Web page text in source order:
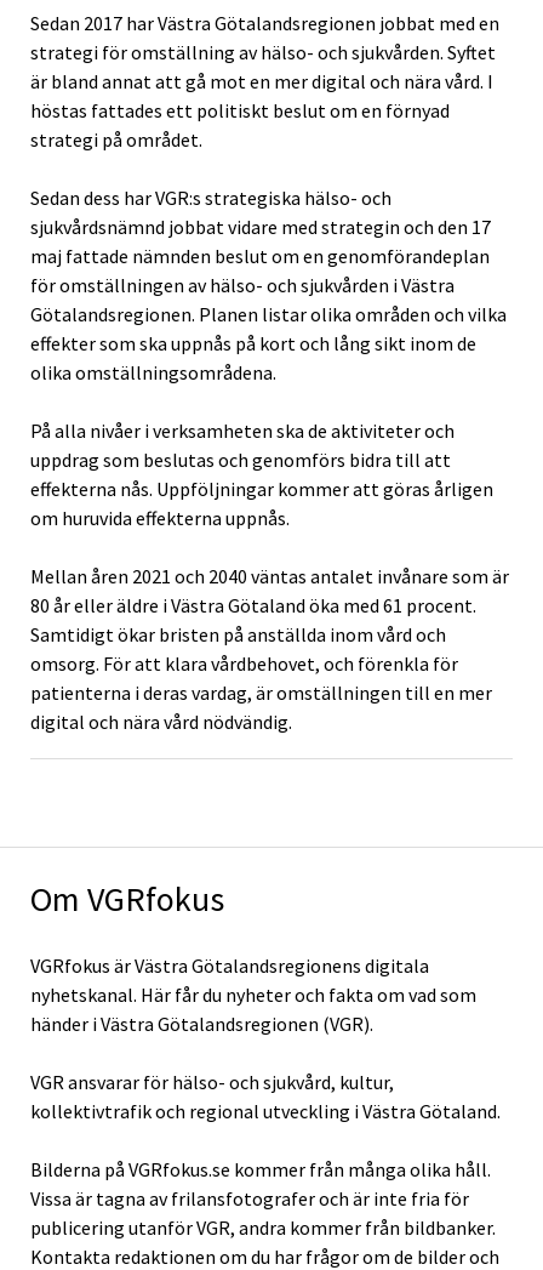
Om VGRfokus
VGRfokus är Västra Götalandsregionens digitala
nyhetskanal. Här får du nyheter och fakta om vad som
händer i Västra Götalandsregionen (VGR).
VGR ansvarar för hälso- och sjukvård, kultur,
kollektivtrafik och regional utveckling i Västra Götaland.
Bilderna på VGRfokus.se kommer från många olika håll.
Vissa är tagna av frilansfotografer och är inte fria för
publicering utanför VGR, andra kommer från bildbanker.
Kontakta redaktionen om du har frågor om de bilder och
Sedan 2017 har Västra Götalandsregionen jobbat med en
strategi för omställning av hälso- och sjukvården. Syftet
är bland annat att gå mot en mer digital och nära vård. I
höstas fattades ett politiskt beslut om en förnyad
strategi på området.
Sedan dess har VGR:s strategiska hälso- och
sjukvårdsnämnd jobbat vidare med strategin och den 17
maj fattade nämnden beslut om en genomförandeplan
för omställningen av hälso- och sjukvården i Västra
Götalandsregionen. Planen listar olika områden och vilka
effekter som ska uppnås på kort och lång sikt inom de
olika omställningsområdena.
På alla nivåer i verksamheten ska de aktiviteter och
uppdrag som beslutas och genomförs bidra till att
effekterna nås. Uppföljningar kommer att göras årligen
om huruvida effekterna uppnås.
Mellan åren 2021 och 2040 väntas antalet invånare som är
80 år eller äldre i Västra Götaland öka med 61 procent.
Samtidigt ökar bristen på anställda inom vård och
omsorg. För att klara vårdbehovet, och förenkla för
patienterna i deras vardag, är omställningen till en mer
digital och nära vård nödvändig.